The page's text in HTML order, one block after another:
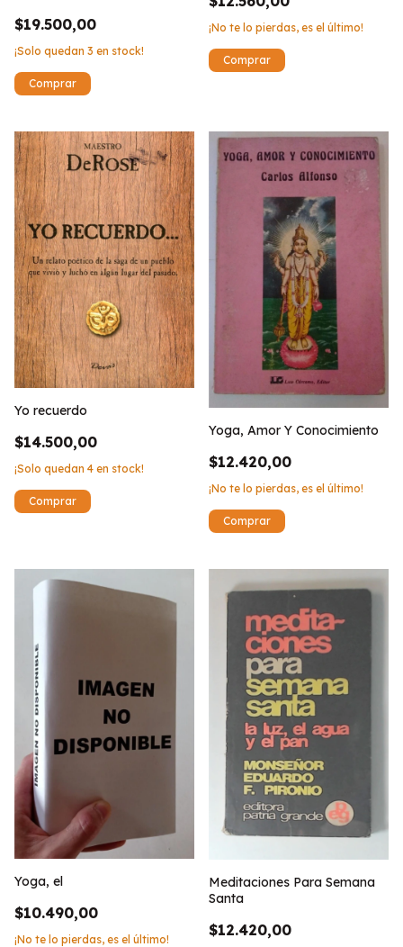
$19.500,00
¡Solo quedan 3 en stock!
¡No te lo pierdas, es el último!
Yo recuerdo
$14.500,00
¡Solo quedan 4 en stock!
Yoga, Amor Y Conocimiento
$12.420,00
¡No te lo pierdas, es el último!
Yoga, el
$10.490,00
¡No te lo pierdas, es el último!
Meditaciones Para Semana
Santa
$12.420,00